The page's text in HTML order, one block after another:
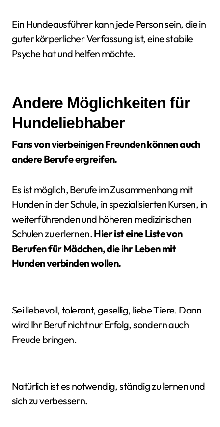
Ein Hundeausführer kann jede Person sein, die in
guter körperlicher Verfassung ist, eine stabile
Psyche hat und helfen möchte.
Andere Möglichkeiten für
Hundeliebhaber
Fans von vierbeinigen Freunden können auch
andere Berufe ergreifen.
Es ist möglich, Berufe im Zusammenhang mit
Hunden in der Schule, in spezialisierten Kursen, in
weiterführenden und höheren medizinischen
Schulen zu erlernen.Hier ist eine Liste von
Berufen für Mädchen, die ihr Leben mit
Hunden verbinden wollen.
Sei liebevoll, tolerant, gesellig, liebe Tiere. Dann
wird Ihr Beruf nicht nur Erfolg, sondern auch
Freude bringen.
Natürlich ist es notwendig, ständig zu lernen und
sich zu verbessern.